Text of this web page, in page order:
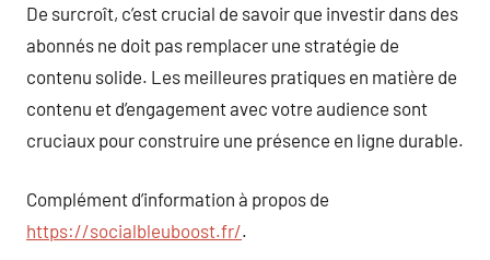
De surcroît, c’est crucial de savoir que investir dans des
abonnés ne doit pas remplacer une stratégie de
contenu solide. Les meilleures pratiques en matière de
contenu et d’engagement avec votre audience sont
cruciaux pour construire une présence en ligne durable.
Complément d’information à propos de
https://socialbleuboost.fr/.